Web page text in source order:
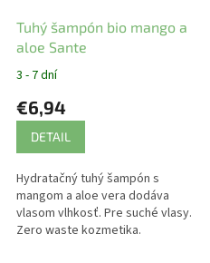
Tuhý šampón bio mango a
aloe Sante
3 - 7 dní
€6,94
DETAIL
Hydratačný tuhý šampón s
mangom a aloe vera dodáva
vlasom vlhkosť. Pre suché vlasy.
Zero waste kozmetika.